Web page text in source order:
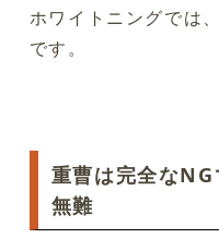
ホワイトニングでは
です。
重曹は完全な
無難